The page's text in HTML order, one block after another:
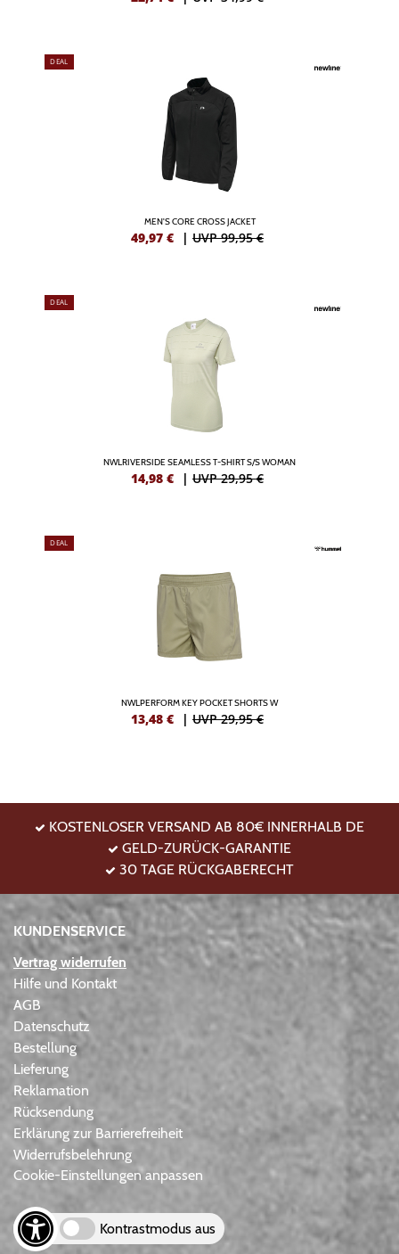
DEAL
MEN'S CORE CROSS JACKET
49,97 € | UVP 99,95 €
DEAL
NWLRIVERSIDE SEAMLESS T-SHIRT S/S WOMAN
14,98 € | UVP 29,95 €
DEAL
NWLPERFORM KEY POCKET SHORTS W
13,48 € | UVP 29,95 €
KOSTENLOSER VERSAND AB 80€ INNERHALB DE
GELD-ZURÜCK-GARANTIE
30 TAGE RÜCKGABERECHT
KUNDENSERVICE
Vertrag widerrufen
Hilfe und Kontakt
AGB
Datenschutz
Bestellung
Lieferung
Reklamation
Rücksendung
Erklärung zur Barrierefreiheit
Widerrufsbelehrung
Cookie-Einstellungen anpassen
Kontrastmodus aus